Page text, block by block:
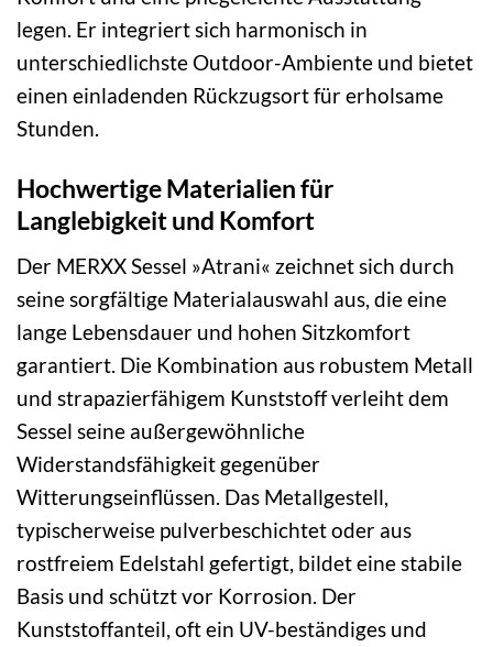
legen. Er integriert sich harmonisch in
unterschiedlichste Outdoor-Ambiente und bietet
einen einladenden Rückzugsort für erholsame
Stunden.
Hochwertige Materialien für
Langlebigkeit und Komfort
Der MERXX Sessel »Atrani« zeichnet sich durch
seine sorgfältige Materialauswahl aus, die eine
lange Lebensdauer und hohen Sitzkomfort
garantiert. Die Kombination aus robustem Metall
und strapazierfähigem Kunststoff verleiht dem
Sessel seine außergewöhnliche
Widerstandsfähigkeit gegenüber
Witterungseinflüssen. Das Metallgestell,
typischerweise pulverbeschichtet oder aus
rostfreiem Edelstahl gefertigt, bildet eine stabile
Basis und schützt vor Korrosion. Der
Kunststoffanteil, oft ein UV-beständiges und